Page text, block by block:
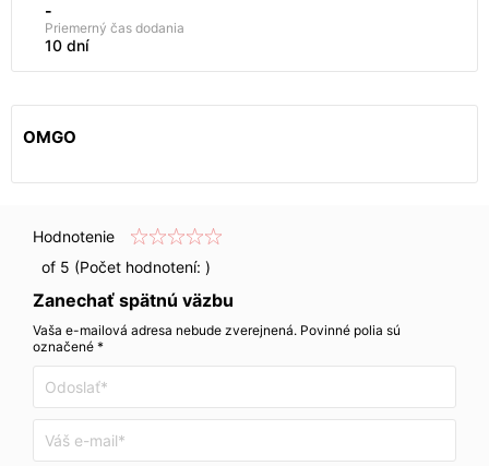
-
Priemerný čas dodania
10 dní
OMGO
Hodnotenie
of 5 (Počet hodnotení: )
Zanechať spätnú väzbu
Vaša e-mailová adresa nebude zverejnená. Povinné polia sú
označené *